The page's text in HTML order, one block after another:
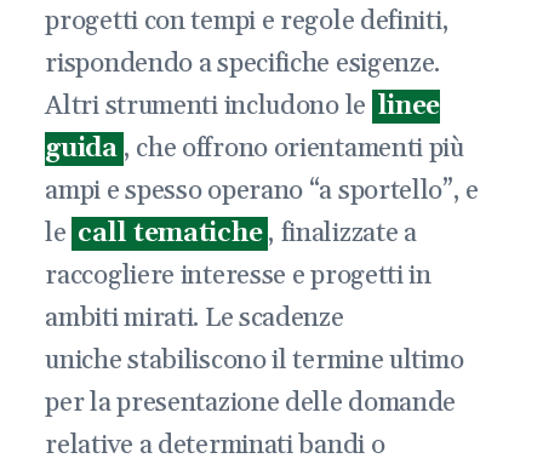
progetti con tempi e regole definiti,
rispondendo a specifiche esigenze.
Altri strumenti includono le linee
guida , che offrono orientamenti più
ampi e spesso operano “a sportello”, e
le call tematiche , finalizzate a
raccogliere interesse e progetti in
ambiti mirati. Le scadenze
uniche stabiliscono il termine ultimo
per la presentazione delle domande
relative a determinati bandi o